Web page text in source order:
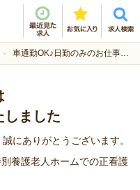
車通勤OK♪日勤のみのお仕事です！
しました
にありがとうございます。
養護老人ホームでの正看護